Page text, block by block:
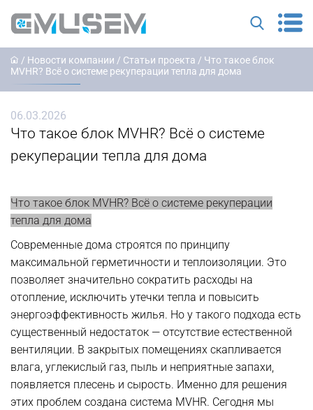
/ Новости компании / Статьи проекта / Что такое блок
MVHR? Всё о системе рекуперации тепла для дома
06.03.2026
Что такое блок MVHR? Всё о системе
рекуперации тепла для дома
Что такое блок MVHR? Всё о системе рекуперации
тепла для дома
Современные дома строятся по принципу
максимальной герметичности и теплоизоляции. Это
позволяет значительно сократить расходы на
отопление, исключить утечки тепла и повысить
энергоэффективность жилья. Но у такого подхода есть
существенный недостаток — отсутствие естественной
вентиляции. В закрытых помещениях скапливается
влага, углекислый газ, пыль и неприятные запахи,
появляется плесень и сырость. Именно для решения
этих проблем создана система MVHR. Сегодня мы